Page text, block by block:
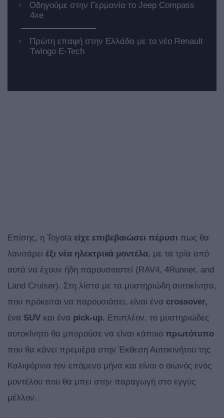
Οδηγούμε στην Γερμανία το Jeep Compass
4xe
Πρώτη επαφή στην Ελλάδα με το νέο Renault
Twingo E-Tech
Επίσης, η Toyota είχε επιβεβαιώσει πέρυσι πως θα
λανσάρει έξι νέα ηλεκτρικά μοντέλα, με τα τρία από
αυτά να έχουν ήδη παρουσιαστεί (RAV4, 4Runner, and
Land Cruiser). Στη λίστα με τα μυστηριώδη αυτοκίνητα,
που πρόκειται να παρουσιάσει, είναι ένα crossover,
ένα SUV και ένα pick-up. Επιπλέον, το μυστηριώδες
αυτοκίνητο θα μπορούσε να είναι κάποιο πρωτότυπο
που θα κάνει πρεμιέρα στην Έκθεση Αυτοκινήτου της
Καλιφόρνια τον επόμενο μήνα και είναι ο οιωνός ενός
μοντέλου που θα μπει στην παραγωγή στο εγγύς
μέλλον.